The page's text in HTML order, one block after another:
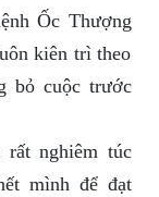
Ốc Thượng
kiên trì theo
bỏ cuộc trước
rất nghiêm túc
mình để đạt